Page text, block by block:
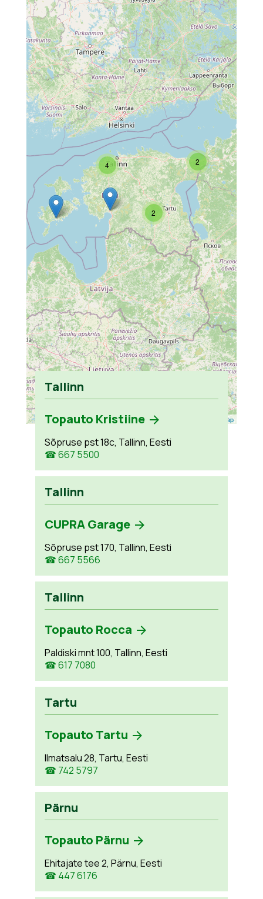
2
2
4
Leaflet OpenStreetMap
Tallinn
Topauto Kristiine
Sõpruse pst 18c, Tallinn, Eesti
☎ 667 5500
Tallinn
CUPRA Garage
Sõpruse pst 170, Tallinn, Eesti
☎ 667 5566
Tallinn
Topauto Rocca
Paldiski mnt 100, Tallinn, Eesti
☎ 617 7080
Tartu
Topauto Tartu
Ilmatsalu 28, Tartu, Eesti
☎ 742 5797
Pärnu
Topauto Pärnu
Ehitajate tee 2, Pärnu, Eesti
☎ 447 6176